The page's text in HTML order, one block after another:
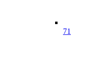
71